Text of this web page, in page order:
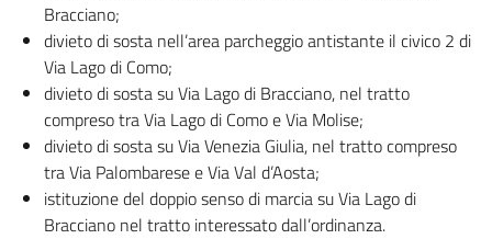
Bracciano;
divieto di sosta nell’area parcheggio antistante il civico 2 di
Via Lago di Como;
divieto di sosta su Via Lago di Bracciano, nel tratto
compreso tra Via Lago di Como e Via Molise;
divieto di sosta su Via Venezia Giulia, nel tratto compreso
tra Via Palombarese e Via Val d’Aosta;
istituzione del doppio senso di marcia su Via Lago di
Bracciano nel tratto interessato dall’ordinanza.